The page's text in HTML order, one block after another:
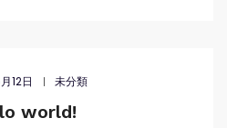
12日 未分類
world!